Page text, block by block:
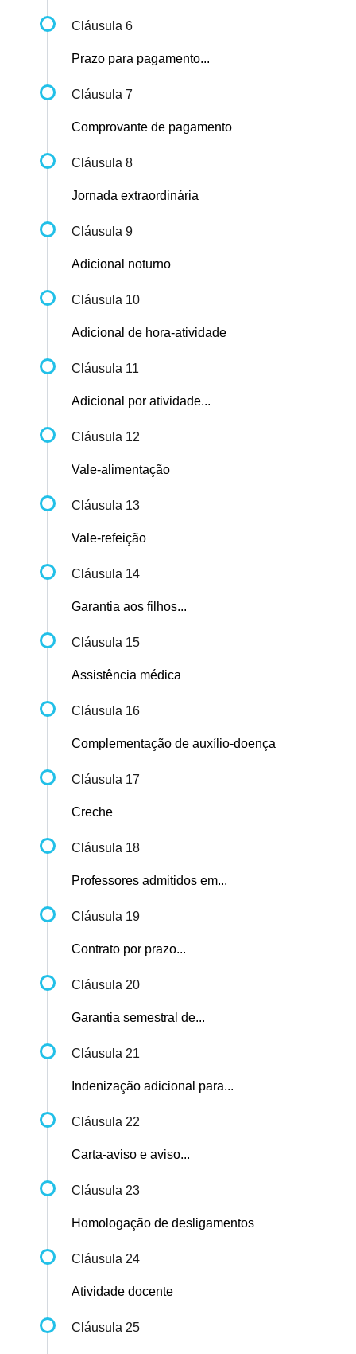
Cláusula 6
Prazo para pagamento...
Cláusula 7
Comprovante de pagamento
Cláusula 8
Jornada extraordinária
Cláusula 9
Adicional noturno
Cláusula 10
Adicional de hora-atividade
Cláusula 11
Adicional por atividade...
Cláusula 12
Vale-alimentação
Cláusula 13
Vale-refeição
Cláusula 14
Garantia aos filhos...
Cláusula 15
Assistência médica
Cláusula 16
Complementação de auxílio-doença
Cláusula 17
Creche
Cláusula 18
Professores admitidos em...
Cláusula 19
Contrato por prazo...
Cláusula 20
Garantia semestral de...
Cláusula 21
Indenização adicional para...
Cláusula 22
Carta-aviso e aviso...
Cláusula 23
Homologação de desligamentos
Cláusula 24
Atividade docente
Cláusula 25